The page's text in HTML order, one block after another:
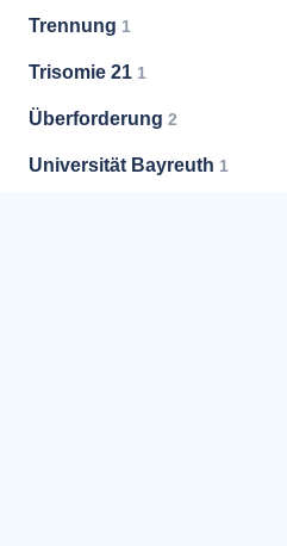
Trennung 1
Trisomie 21 1
Überforderung 2
Universität Bayreuth 1